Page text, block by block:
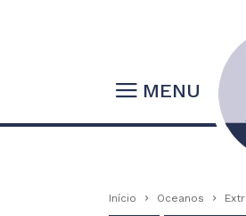
MENU
Início Oceanos